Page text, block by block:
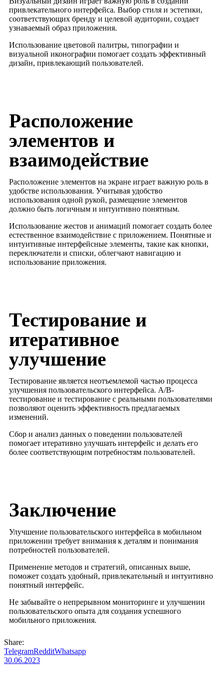
привлекательного интерфейса. Выбор стиля и эстетики,
соответствующих бренду и целевой аудитории, создает
узнаваемый образ приложения.
Использование цветовой палитры, типографии и
визуальной иконографии помогает создать эффективный
дизайн, привлекающий пользователей.
Расположение
элементов и
взаимодействие
Расположение элементов на экране играет важную роль в
удобстве использования. Учитывая удобство
использования одной рукой, размещение элементов
должно быть логичным и интуитивно понятным.
Использование жестов и анимаций помогает создать более
естественное взаимодействие с приложением. Понятные и
интуитивные интерфейсные элементы, такие как кнопки,
переключатели и списки, облегчают навигацию и
использование приложения.
Тестирование и
итеративное
улучшение
Тестирование является неотъемлемой частью процесса
улучшения пользовательского интерфейса. A/B-
тестирование и тестирование с реальными пользователями
позволяют оценить эффективность предлагаемых
изменений.
Сбор и анализ данных о поведении пользователей
помогает итеративно улучшать интерфейс и делать его
более соответствующим потребностям пользователей.
Заключение
Улучшение пользовательского интерфейса в мобильном
приложении требует внимания к деталям и понимания
потребностей пользователей.
Применение методов и стратегий, описанных выше,
поможет создать удобный, привлекательный и интуитивно
понятный интерфейс.
Не забывайте о непрерывном мониторинге и улучшении
пользовательского опыта для создания успешного
мобильного приложения.
Share:
TelegramRedditWhatsapp
30.06.2023